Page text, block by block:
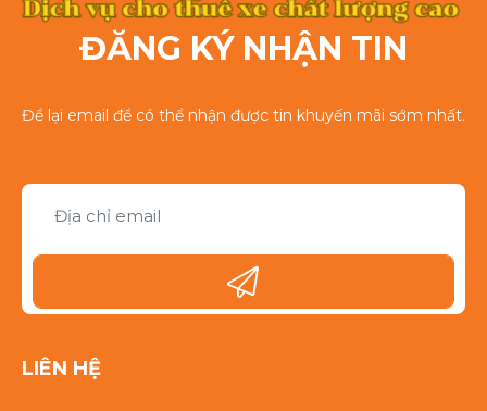
ĐĂNG KÝ NHẬN TIN
Để lại email để có thể nhận được tin khuyến mãi sớm nhất.
LIÊN HỆ